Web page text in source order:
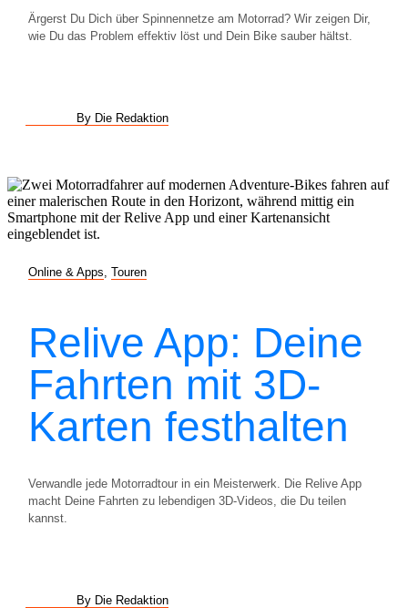
Ärgerst Du Dich über Spinnennetze am Motorrad? Wir zeigen Dir,
wie Du das Problem effektiv löst und Dein Bike sauber hältst.
By Die Redaktion
Online & Apps Touren
Relive App: Deine
Fahrten mit 3D-
Karten festhalten
Verwandle jede Motorradtour in ein Meisterwerk. Die Relive App
macht Deine Fahrten zu lebendigen 3D-Videos, die Du teilen
kannst.
By Die Redaktion